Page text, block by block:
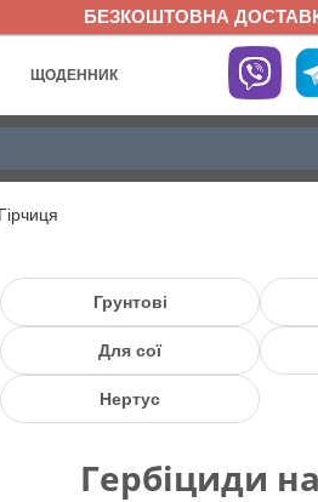
БЕЗКОШТОВНА
ЩОДЕННИК
Гірчиця
Грунтові
Для сої
Нертус
Гербіциди